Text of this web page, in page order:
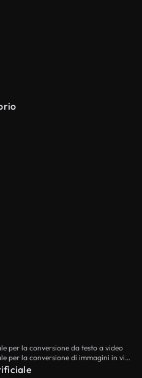
per la conversione da testo a video
Flussi di lavoro di intelligenza artificiale per la conversione di immagini in video